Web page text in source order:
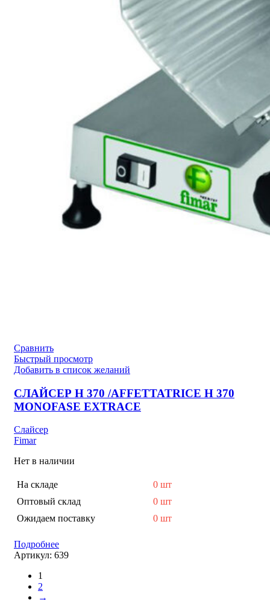
Сравнить
Быстрый просмотр
Добавить в список желаний
СЛАЙСЕР H 370 /AFFETTATRICE H 370
MONOFASE EXTRACE
Слайсер
Fimar
Нет в наличии
На складе
0 шт
Оптовый склад
0 шт
Ожидаем поставку
0 шт
Подробнее
Артикул: 639
1
2
→